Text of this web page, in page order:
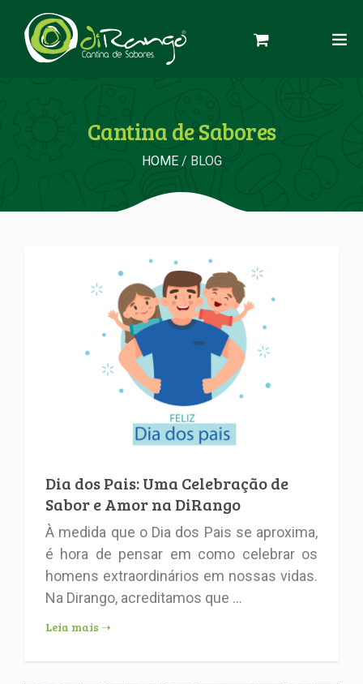
Cantina de Sabores
HOME/ BLOG
Dia dos Pais: Uma Celebração de
Sabor e Amor na DiRango
À medida que o Dia dos Pais se aproxima,
é hora de pensar em como celebrar os
homens extraordinários em nossas vidas.
Na Dirango, acreditamos que ...
Leia mais ➝